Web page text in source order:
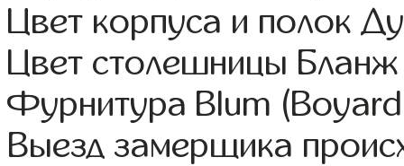
Цвет корпуса и полок
Цвет столешницы Бланж
Фурнитура Blum
Выезд замерщика